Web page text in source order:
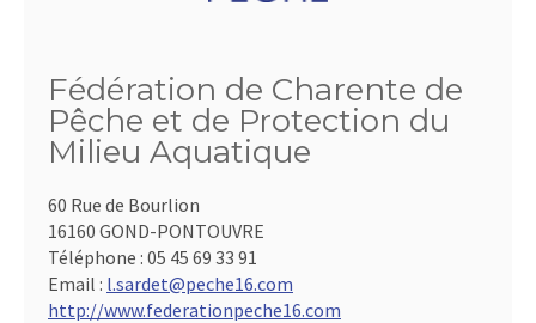
Fédération de Charente de
Pêche et de Protection du
Milieu Aquatique
60 Rue de Bourlion
16160 GOND-PONTOUVRE
Téléphone : 05 45 69 33 91
Email : l.sardet@peche16.com
http://www.federationpeche16.com